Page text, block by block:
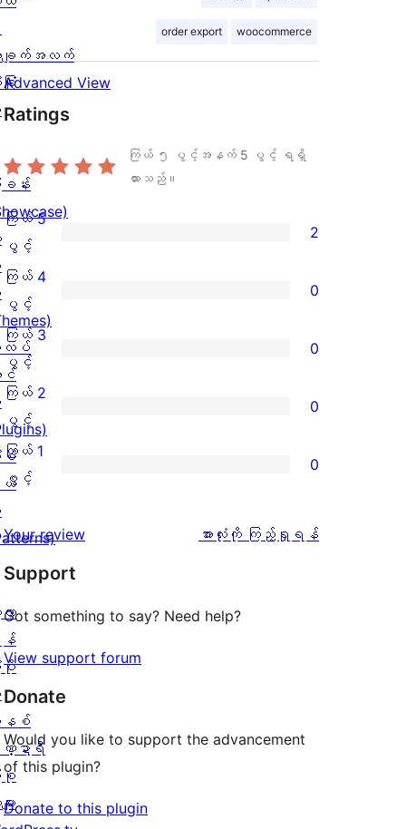
order export woocommerce
Advanced View
Ratings
ကြယ် ၅ ပွင့်အနက် 5 ပွင့် ရရှိ
ထားသည်။
ကြယ်
5
ပွင့်
အဆင့်
သုံးသပ်
ချက်
စောင်
ကြယ် 5
ပွင့်
2
ကြယ်
4
ပွင့်
အဆင့်
သုံးသပ်
ချက်
0
စောင်
ကြယ် 4
ပွင့်
0
ကြယ်
3
ပွင့်
အဆင့်
သုံးသပ်
ချက်
စောင်
ကြယ် 3
ပွင့်
0
ကြယ်
2
ပွင့်
သုံးသပ်
0
စောင်
ကြယ် 2
ပွင့်
0
ကြယ်
ပွင့်
သုံးသပ်
ချက်
0
စောင်
ကြယ် 1
ပွင့်
0
Your review
သုံးသပ်
အားလုံးကို ကြည့်ရှုရန်
Support
Got something to say? Need help?
View support forum
Donate
Would you like to support the advancement
of this plugin?
Donate to this plugin
ချက်အလက်
ြုံ
ခန်း
လပ်
င်
စံ
ယ်
ာ
န်
း
နစ်
ဏ္ဍာရီ
စု
ား